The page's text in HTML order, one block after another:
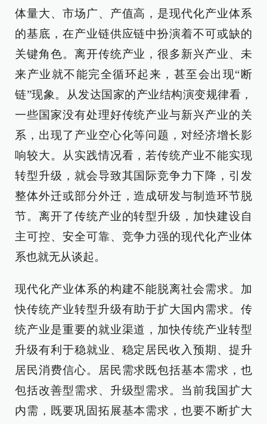
体量大、市场广、产值高，是现代化产业体系
的基底，在产业链供应链中扮演着不可或缺的
关键角色。离开传统产业，很多新兴产业、未
来产业就不能完全循环起来，甚至会出现“断
链”现象。从发达国家的产业结构演变规律看，
一些国家没有处理好传统产业与新兴产业的关
系，出现了产业空心化等问题，对经济增长影
响较大。从实践情况看，若传统产业不能实现
转型升级，就会导致其国际竞争力下降，引发
整体外迁或部分外迁，造成研发与制造环节脱
节。离开了传统产业的转型升级，加快建设自
主可控、安全可靠、竞争力强的现代化产业体
系也就无从谈起。
现代化产业体系的构建不能脱离社会需求。加
快传统产业转型升级有助于扩大国内需求。传
统产业是重要的就业渠道，加快传统产业转型
升级有利于稳就业、稳定居民收入预期、提升
居民消费信心。居民需求既包括基本需求，也
包括改善型需求、升级型需求。当前我国扩大
内需，既要巩固拓展基本需求，也要不断扩大